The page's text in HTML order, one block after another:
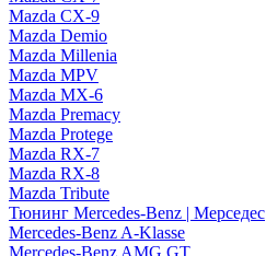
Mazda CX-9
Mazda Demio
Mazda Millenia
Mazda MPV
Mazda MX-6
Mazda Premacy
Mazda Protege
Mazda RX-7
Mazda RX-8
Mazda Tribute
Тюнинг Mercedes-Benz | Мерседес
Mercedes-Benz A-Klasse
Mercedes-Benz AMG GT